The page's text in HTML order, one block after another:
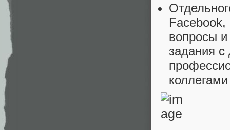
Facebook,
вопросы
задания с